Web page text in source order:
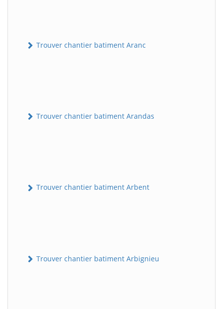
Trouver chantier batiment Aranc
Trouver chantier batiment Arandas
Trouver chantier batiment Arbent
Trouver chantier batiment Arbignieu